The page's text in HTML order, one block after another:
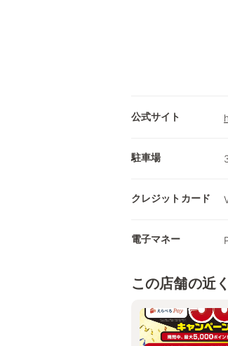
公式サイト
駐車場
クレジットカード
電子マネー
この店舗の近